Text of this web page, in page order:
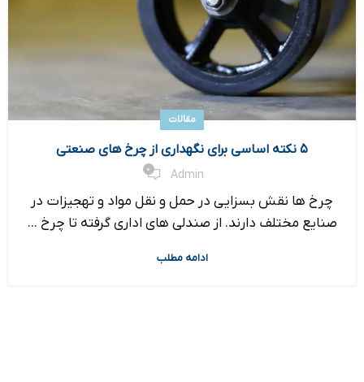
مقالات
۵ نکته اساسی برای نگهداری از چرخ های صنعتی
Admin
0
چرخ ها نقش بسزایی در حمل و نقل مواد و تهجیزات در
صنایع مختلف دارند. از صندلی های اداری گرفته تا چرخ ...
ادامه مطلب